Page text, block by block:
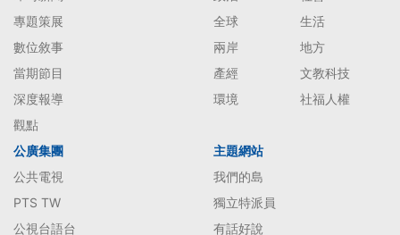
專題策展
數位敘事
當期節目
深度報導
觀點
全球
生活
兩岸
地方
產經
文教科技
環境
社福人權
公廣集團
公共電視
PTS TW
公視台語台
主題網站
我們的島
獨立特派員
有話好說